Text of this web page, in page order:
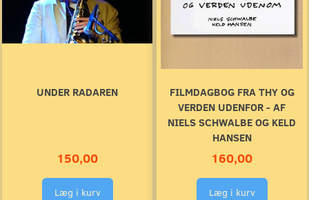
UNDER RADAREN
150,00
Læg i kurv
FILMDAGBOG FRA THY OG
VERDEN UDENFOR - AF
NIELS SCHWALBE OG KELD
HANSEN
160,00
Læg i kurv